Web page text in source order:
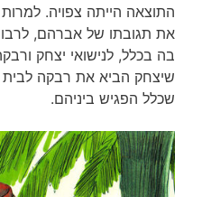
התוצאה הייתה צפויה.
את תגובתו של אברהם,
בה בכלל, לנישואי יצחק
שיצחק הביא את רבקה לבית
שכלל הפגיש ביניהם.